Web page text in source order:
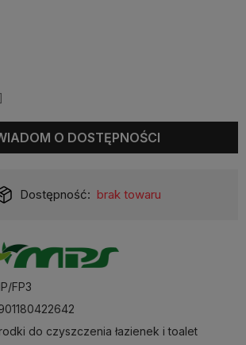
]
O DOSTĘPNOŚCI
Dostępność: brak towaru
FP3
do czyszczenia łazienek i toalet